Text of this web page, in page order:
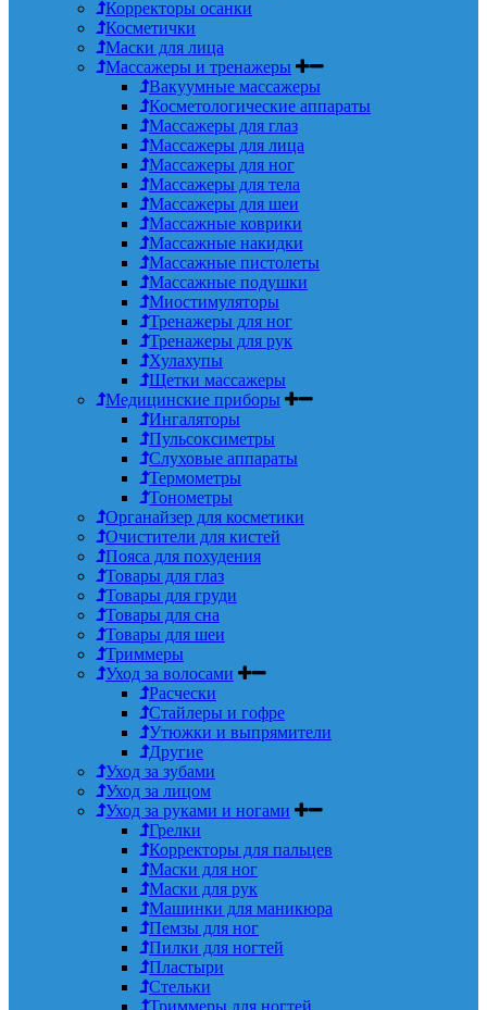
Корректоры осанки
Косметички
Маски для лица
Массажеры и тренажеры
Вакуумные массажеры
Косметологические аппараты
Массажеры для глаз
Массажеры для лица
Массажеры для ног
Массажеры для тела
Массажеры для шеи
Массажные коврики
Массажные накидки
Массажные пистолеты
Массажные подушки
Миостимуляторы
Тренажеры для ног
Тренажеры для рук
Хулахупы
Щетки массажеры
Медицинские приборы
Ингаляторы
Пульсоксиметры
Слуховые аппараты
Термометры
Тонометры
Органайзер для косметики
Очистители для кистей
Пояса для похудения
Товары для глаз
Товары для груди
Товары для сна
Товары для шеи
Триммеры
Уход за волосами
Расчески
Стайлеры и гофре
Утюжки и выпрямители
Другие
Уход за зубами
Уход за лицом
Уход за руками и ногами
Грелки
Корректоры для пальцев
Маски для ног
Маски для рук
Машинки для маникюра
Пемзы для ног
Пилки для ногтей
Пластыри
Стельки
Триммеры для ногтей